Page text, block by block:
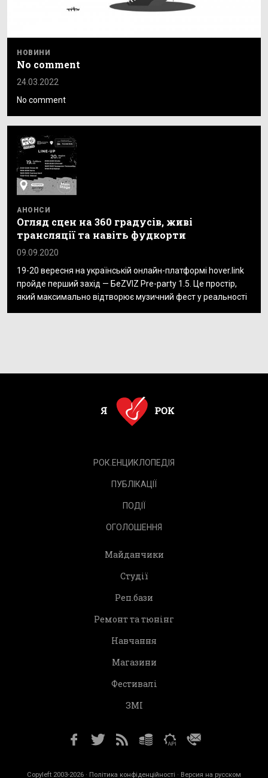
НОВИНИ
No comment
24.03.2022
No comment
АНОНСИ
Огляд сцен на 360 градусів, живі
трансляції та навіть фудкорти
09.09.2020
19-20 вересня на українській онлайн-платформі hover.link
пройде перший захід — БеZVIZ Pre-party 1.5. Це простір,
який максимально відтворює музичний фест у реальності
РОК.ЕНЦИКЛОПЕДІЯ
ПУБЛІКАЦІЇ
ПОДІЇ
ОГОЛОШЕННЯ
Майданчики
Студії
Реп.бази
Ремонт та тюнінг
Навчання
Магазини
Фестивалі
ЗМІ
Copyleft 2003-2026 · Політика конфіденційності · Версия на русском